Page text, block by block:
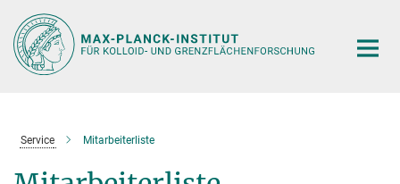
Hauptinhalt
Service Mitarbeiterliste